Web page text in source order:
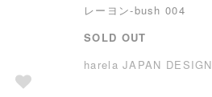
レーヨン-bush 004
SOLD OUT
harela JAPAN DESIGN